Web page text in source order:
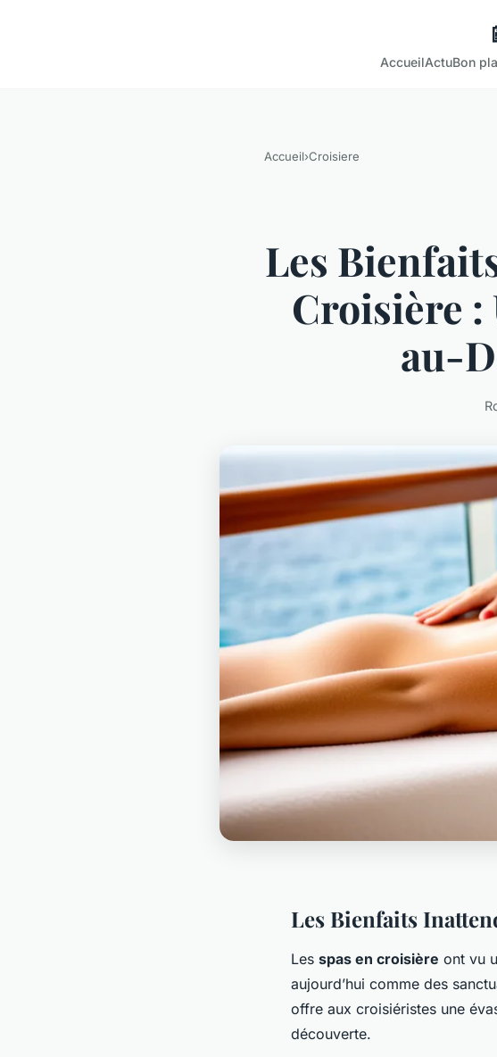
AccueilActuBon
Accueil›Croisiere
Les
Croisière :
au-
Les Bienfaits
Les spas en croisière ont vu
aujourd’hui comme des
offre aux croisiéristes une
découverte.